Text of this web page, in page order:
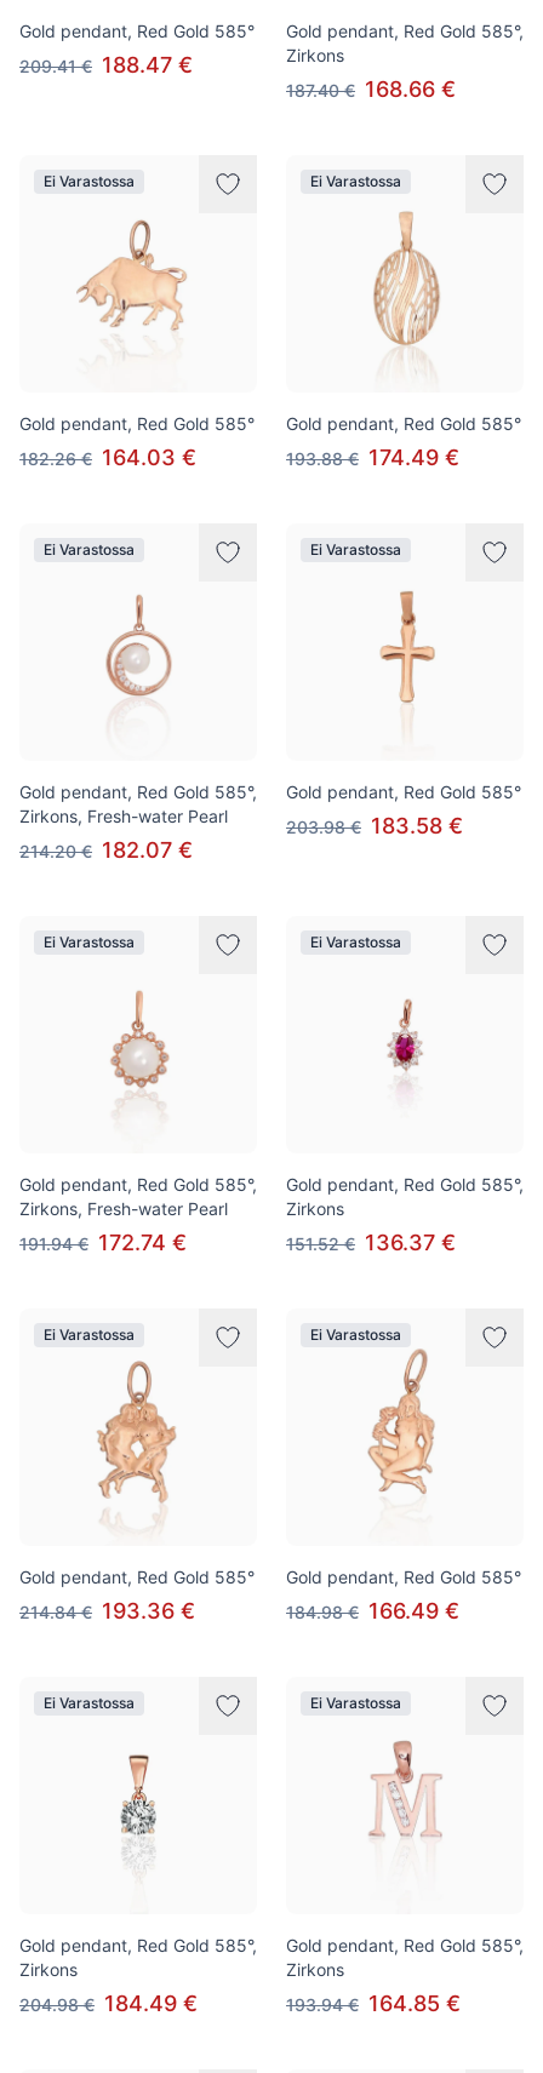
Gold pendant, Red Gold 585°
209.41 € 188.47 €
Gold pendant, Red Gold 585°,
Zirkons
187.40 € 168.66 €
Ei Varastossa
Gold pendant, Red Gold 585°
182.26 € 164.03 €
Ei Varastossa
Gold pendant, Red Gold 585°
193.88 € 174.49 €
Ei Varastossa
Gold pendant, Red Gold 585°,
Zirkons, Fresh-water Pearl
214.20 € 182.07 €
Ei Varastossa
Gold pendant, Red Gold 585°
203.98 € 183.58 €
Ei Varastossa
Gold pendant, Red Gold 585°,
Zirkons, Fresh-water Pearl
191.94 € 172.74 €
Ei Varastossa
Gold pendant, Red Gold 585°,
Zirkons
151.52 € 136.37 €
Ei Varastossa
Gold pendant, Red Gold 585°
214.84 € 193.36 €
Ei Varastossa
Gold pendant, Red Gold 585°
184.98 € 166.49 €
Ei Varastossa
Gold pendant, Red Gold 585°,
Zirkons
204.98 € 184.49 €
Ei Varastossa
Gold pendant, Red Gold 585°,
Zirkons
193.94 € 164.85 €